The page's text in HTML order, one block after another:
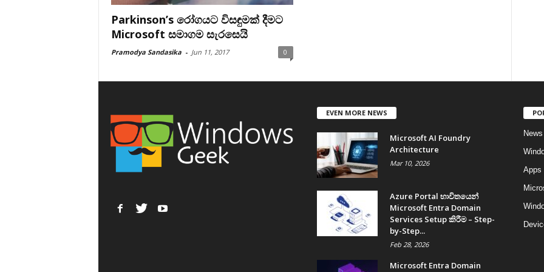
Parkinson’s රෝගයට විසඳුමක් දීමට
Microsoft සමාගම සැරසෙයි
Pramodya Sandasika - Jun 11, 2017 0
EVEN MORE NEWS
Microsoft AI Foundry
Architecture
Mar 10, 2026
Azure Portal භාවිතයෙන්
Microsoft Entra Domain
Services Setup කිරීම – Step-
by-Step...
Feb 28, 2026
Microsoft Entra Domain
News
Apps